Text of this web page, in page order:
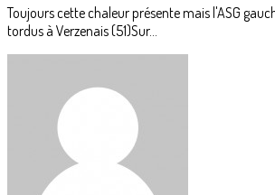
Toujours cette chaleur présente mais l'ASG
tordus à Verzenais (51)Sur...